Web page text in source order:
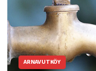
ARNAVUTKÖY